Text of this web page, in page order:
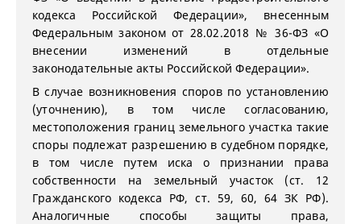
кодекса Российской Федерации», внесенным
Федеральным законом от 28.02.2018 № 36-ФЗ «О
внесении изменений в отдельные
законодательные акты Российской Федерации».
В случае возникновения споров по установлению
(уточнению), в том числе согласованию,
местоположения границ земельного участка такие
споры подлежат разрешению в судебном порядке,
в том числе путем иска о признании права
собственности на земельный участок (ст. 12
Гражданского кодекса РФ, ст. 59, 60, 64 ЗК РФ).
Аналогичные способы защиты права,